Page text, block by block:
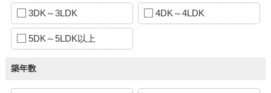
3DK～3LDK 4DK～4LDK
5DK～5LDK以上
築年数